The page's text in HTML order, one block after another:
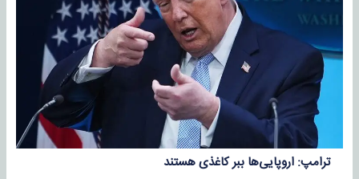
ترامپ: اروپایی‌ها ببر کاغذی هستند